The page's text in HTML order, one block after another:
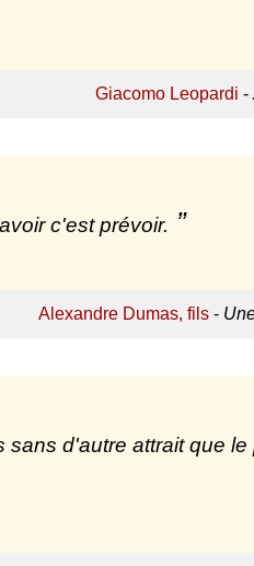
Giacomo Leopardi -
c'est prévoir.
Alexandre Dumas, fils -
d'autre attrait que